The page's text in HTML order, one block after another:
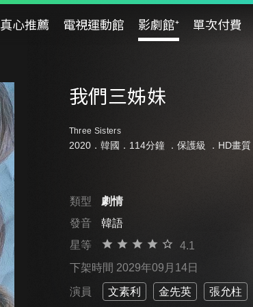
真心推薦 電視運動館 影劇館⁺ 單次付費
我們三姊妹
Three Sisters
2020．韓國．114分鐘 ． 保護級 ．HD畫質
類型
劇情
發音
韓語
星等
4.1
下架時間 2029年09月14日
演員 文素利 金先英 張允柱